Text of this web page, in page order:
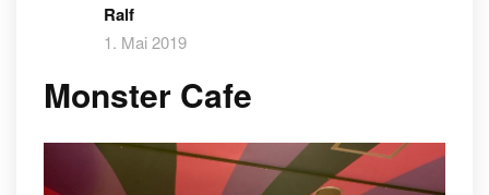
Ralf
1. Mai 2019
Monster Cafe